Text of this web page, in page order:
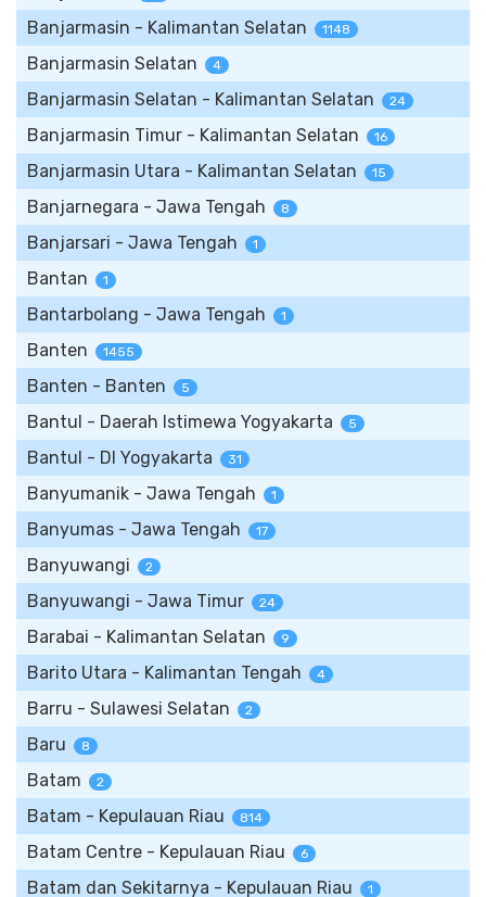
Banjarmasin - Kalimantan Selatan 1148
Banjarmasin Selatan 4
Banjarmasin Selatan - Kalimantan Selatan 24
Banjarmasin Timur - Kalimantan Selatan 16
Banjarmasin Utara - Kalimantan Selatan 15
Banjarnegara - Jawa Tengah 8
Banjarsari - Jawa Tengah 1
Bantan 1
Bantarbolang - Jawa Tengah 1
Banten 1455
Banten - Banten 5
Bantul - Daerah Istimewa Yogyakarta 5
Bantul - DI Yogyakarta 31
Banyumanik - Jawa Tengah 1
Banyumas - Jawa Tengah 17
Banyuwangi 2
Banyuwangi - Jawa Timur 24
Barabai - Kalimantan Selatan 9
Barito Utara - Kalimantan Tengah 4
Barru - Sulawesi Selatan 2
Baru 8
Batam 2
Batam - Kepulauan Riau 814
Batam Centre - Kepulauan Riau 6
Batam dan Sekitarnya - Kepulauan Riau 1